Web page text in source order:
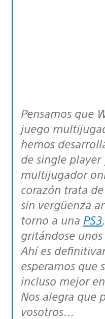
Pensamos que Wrecked es el mejor
juego
hemos
de single player
multijugador
corazón trata
sin vergüenza
torno a una PS3
gritándose
Ahí es
esperamos que
incluso mejor
Nos alegra que
vosotros…